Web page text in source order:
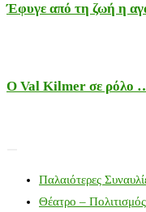
Έφυγε από τη ζωή η
Ο Val Kilmer σε ρόλο
Παλαιότερες
Θέατρο – Πολιτισμός